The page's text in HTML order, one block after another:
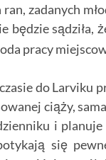
zadanych
będzie
pracy
do Larviku
ciąży,
i
się